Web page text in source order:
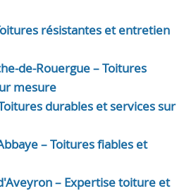
résistantes et entretien
de-Rouergue – Toitures
mesure
durables et services sur
– Toitures fiables et
– Expertise toiture et